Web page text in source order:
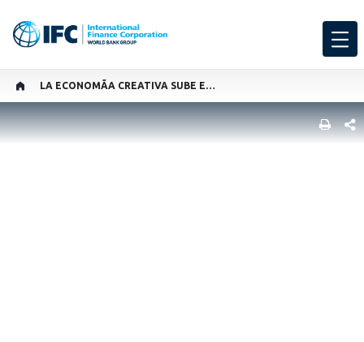
LA ECONOMÃ­A CREATIVA SUBE EL VOLUMEN